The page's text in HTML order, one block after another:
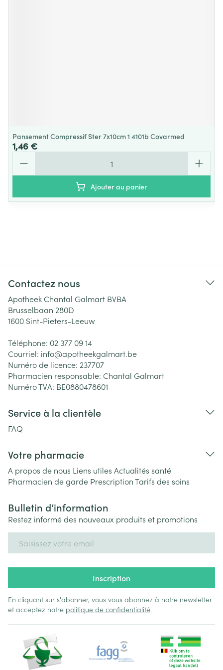
Pansement Compressif Ster 7x10cm 1 4101b Covarmed
1,46 €
Ajouter au panier
Contactez nous
Apotheek Chantal Galmart BVBA
Brusselbaan 280D
1600 Sint-Pieters-Leeuw
Téléphone: 02 377 09 14
Courriel: info@apotheekgalmart.be
Numéro de licence: 237707
Pharmacien responsable: Chantal Galmart
Numéro TVA: BE0880478601
Service à la clientèle
FAQ
Votre pharmacie
A propos de nous Liens utiles Actualités santé
Pharmacien de garde PrescriptionTarifs des soins
Bulletin d’information
Restez informé des nouveaux produits et promotions
Inscription
En cliquant sur s'abonner, vous vous abonnez à notre newsletter
et acceptez notre politique de confidentialité.